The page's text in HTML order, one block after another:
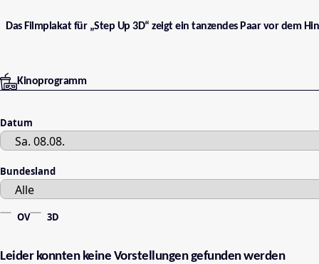
Das Filmplakat für „Step Up 3D“ zeigt ein tanzendes Paar vor dem
Kinoprogramm
Datum
Bundesland
OV 3D
Leider konnten keine Vorstellungen gefunden werden